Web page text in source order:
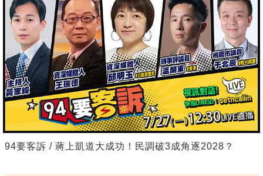
94要客訴 / 蔣上凱道大成功！民調破3成角逐2028？